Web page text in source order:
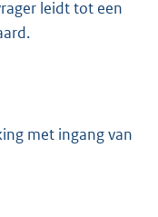
leidt tot een
met ingang van